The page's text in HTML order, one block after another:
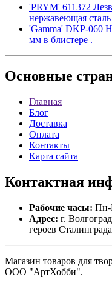
'PRYM' 611372
нержавеющая
'Gamma' DKP-060
мм в блистере .
Основные
Главная
Блог
Доставка
Оплата
Контакты
Карта сайта
Контактная
Рабочие часы: Пн-
Адрес: г.
героев
Магазин товаров для
ООО "АртХобби".